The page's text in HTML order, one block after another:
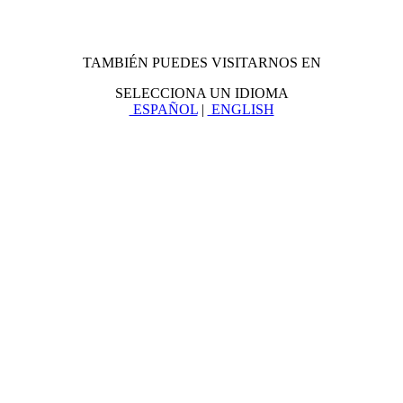
TAMBIÉN PUEDES VISITARNOS EN
SELECCIONA UN IDIOMA
ESPAÑOL| ENGLISH